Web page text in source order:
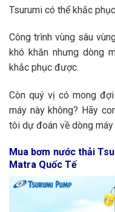
Tsurumi có thể khắc
Công trình vùng sâu
khó khăn nhưng dòng
khắc phục được.
Còn quý vị có mong
máy này không? Hãy
tôi dự đoán về dòng
Mua bơm nước thải
Matra Quốc Tế